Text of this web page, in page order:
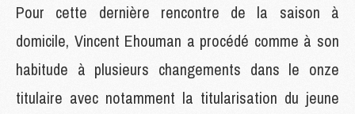
Pour cette dernière rencontre de la saison à
domicile, Vincent Ehouman a procédé comme à son
habitude à plusieurs changements dans le onze
titulaire avec notamment la titularisation du jeune